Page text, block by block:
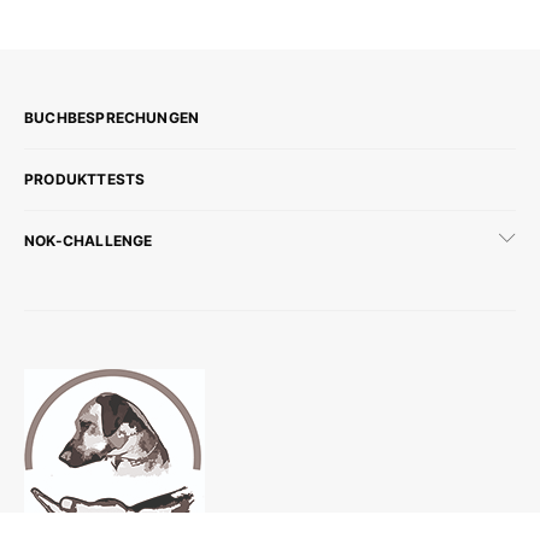
BUCHBESPRECHUNGEN
PRODUKTTESTS
NOK-CHALLENGE